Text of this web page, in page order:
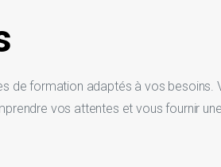
de formation adaptés à vos besoins.
vos attentes et vous fournir